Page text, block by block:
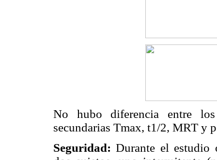
No hubo diferencia entre
secundarias Tmax, t1/2, MRT y
Seguridad: Durante el estudio